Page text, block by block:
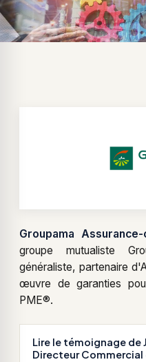
Groupama
groupe mutualiste
généraliste, partenaire
œuvre de garanties
PME®.
Lire le témoignage de
Directeur